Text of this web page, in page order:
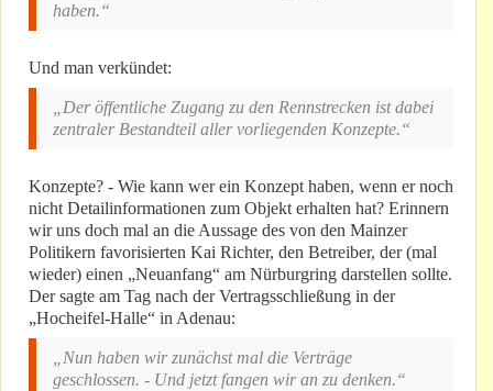
haben.“
Und man verkündet:
„Der öffentliche Zugang zu den Rennstrecken ist dabei
zentraler Bestandteil aller vorliegenden Konzepte.“
Konzepte? - Wie kann wer ein Konzept haben, wenn er noch
nicht Detailinformationen zum Objekt erhalten hat? Erinnern
wir uns doch mal an die Aussage des von den Mainzer
Politikern favorisierten Kai Richter, den Betreiber, der (mal
wieder) einen „Neuanfang“ am Nürburgring darstellen sollte.
Der sagte am Tag nach der Vertragsschließung in der
„Hocheifel-Halle“ in Adenau:
„Nun haben wir zunächst mal die Verträge
geschlossen. - Und jetzt fangen wir an zu denken.“